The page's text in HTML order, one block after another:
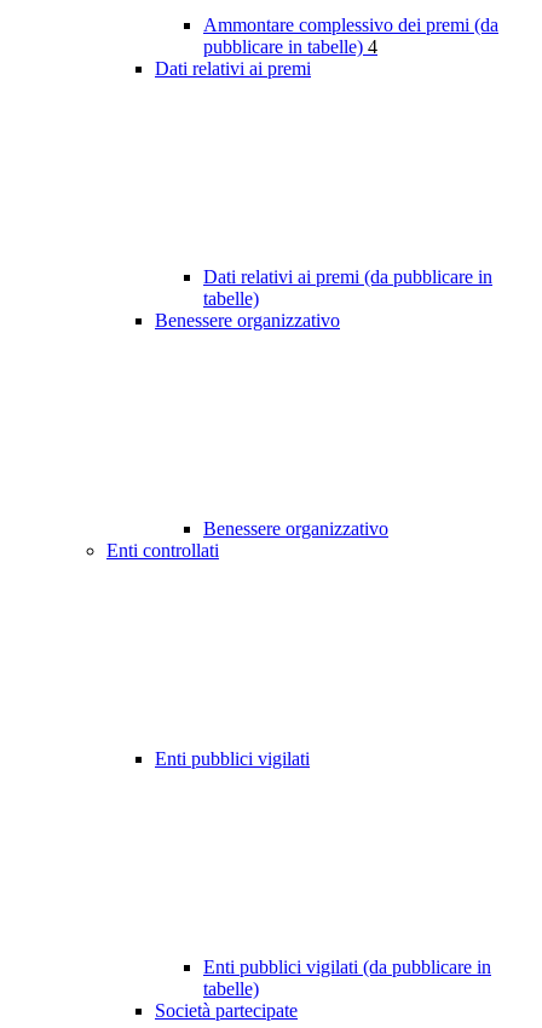
Ammontare complessivo dei premi (da
pubblicare in tabelle) 4
Dati relativi ai premi
Dati relativi ai premi (da pubblicare in
tabelle)
Benessere organizzativo
Benessere organizzativo
Enti controllati
Enti pubblici vigilati
Enti pubblici vigilati (da pubblicare in
tabelle)
Società partecipate